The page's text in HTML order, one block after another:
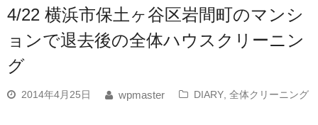
4/22 横浜市保土ヶ谷区岩間町のマンシ
ョンで退去後の全体ハウスクリーニン
グ
2014年4月25日 wpmaster DIARY 全体クリーニング